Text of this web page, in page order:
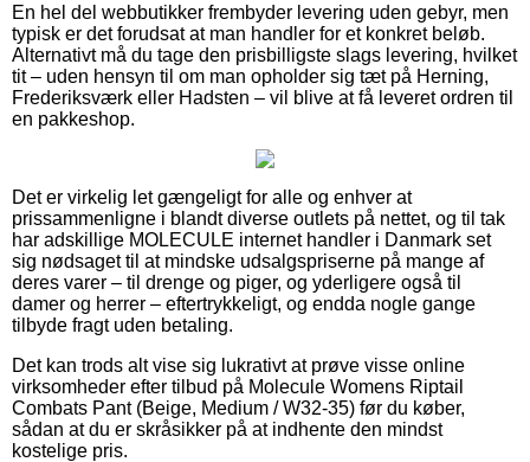
En hel del webbutikker frembyder levering uden gebyr, men
typisk er det forudsat at man handler for et konkret beløb.
Alternativt må du tage den prisbilligste slags levering, hvilket
tit – uden hensyn til om man opholder sig tæt på Herning,
Frederiksværk eller Hadsten – vil blive at få leveret ordren til
en pakkeshop.
Det er virkelig let gængeligt for alle og enhver at
prissammenligne i blandt diverse outlets på nettet, og til tak
har adskillige MOLECULE internet handler i Danmark set
sig nødsaget til at mindske udsalgspriserne på mange af
deres varer – til drenge og piger, og yderligere også til
damer og herrer – eftertrykkeligt, og endda nogle gange
tilbyde fragt uden betaling.
Det kan trods alt vise sig lukrativt at prøve visse online
virksomheder efter tilbud på Molecule Womens Riptail
Combats Pant (Beige, Medium / W32-35) før du køber,
sådan at du er skråsikker på at indhente den mindst
kostelige pris.